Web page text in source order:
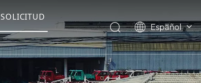
SOLICITUD
Español
English
Français
Pусский